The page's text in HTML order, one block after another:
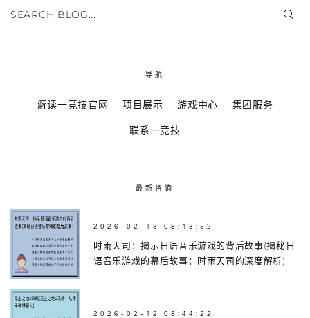
SEARCH BLOG...
导航
解读一竞技官网 项目展示 游戏中心 集团服务
联系一竞技
最新咨询
2026-02-13 08:43:52
时雨天司：揭示日语音乐游戏的背后故事(揭秘日
语音乐游戏的幕后故事：时雨天司的深度解析)
2026-02-12 08:44:22